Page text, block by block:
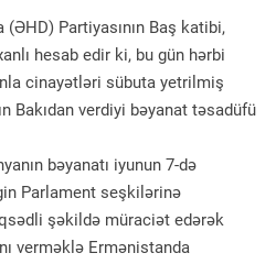
Partiyasının Baş katibi,
hesab edir ki, bu gün hərbi
cinayətləri sübuta yetrilmiş
Bakıdan verdiyi bəyanat təsadüfü
bəyanatı iyunun 7-də
Parlament seşkilərinə
şəkildə müraciət edərək
verməklə Ermənistanda